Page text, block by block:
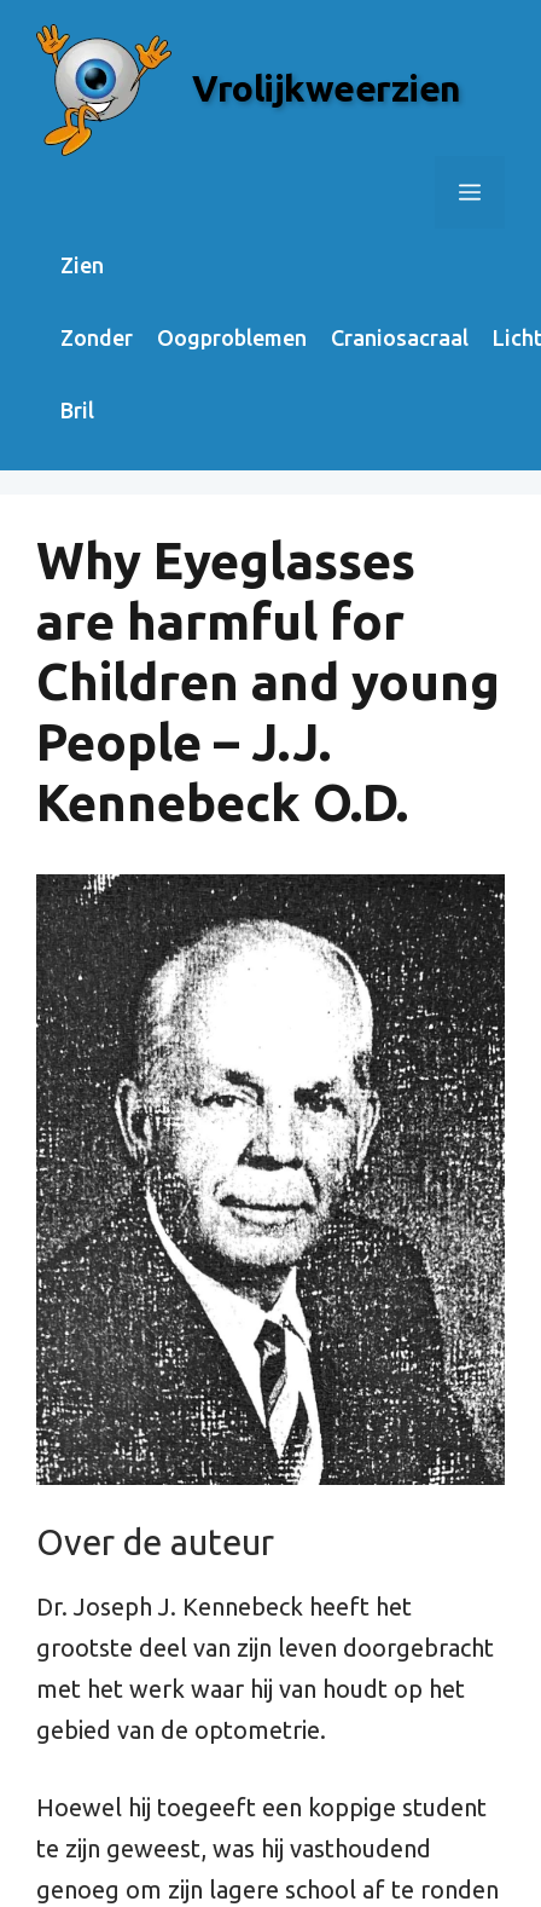
content
Vrolijkweerzien
Menu
Zien
Zonder
Bril
Oogproblemen Craniosacraal Licht
Why Eyeglasses
are harmful for
Children and young
People – J.J.
Kennebeck O.D.
Over de auteur
Dr. Joseph J. Kennebeck heeft het
grootste deel van zijn leven doorgebracht
met het werk waar hij van houdt op het
gebied van de optometrie.
Hoewel hij toegeeft een koppige student
te zijn geweest, was hij vasthoudend
genoeg om zijn lagere school af te ronden